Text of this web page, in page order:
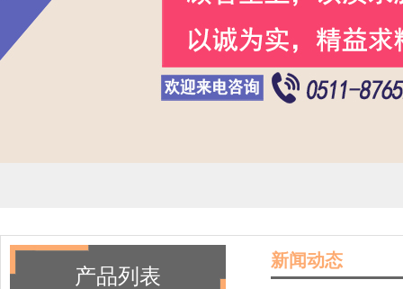
产品列表
新闻动态